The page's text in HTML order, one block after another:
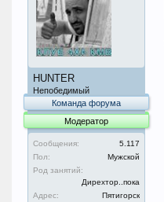
HUNTER
Непобедимый
Команда форума
Модератор
Сообщения:
5.117
Пол:
Мужской
Род занятий:
Дирехтор..пока
Адрес:
Пятигорск